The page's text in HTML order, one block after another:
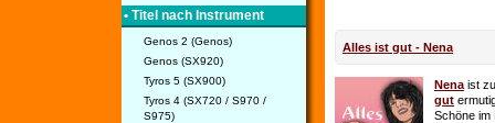
• Titel nach Instrument
Genos 2 (Genos)
Genos (SX920)
Tyros 5 (SX900)
Tyros 4 (SX720 / S970 /
S975)
Alles ist gut - Nena
Nena ist
gut
Schöne im